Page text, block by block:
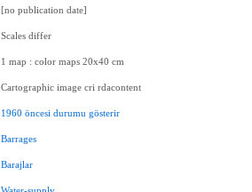
[no publication date]
Scales differ
1 map : color maps 20x40 cm
Cartographic image cri rdacontent
1960 öncesi durumu gösterir
Barrages
Barajlar